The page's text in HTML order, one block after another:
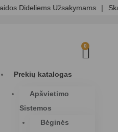
Dideliems Užsakymams |
0
Prekių katalogas
Apšvietimo
Sistemos
Bėginės